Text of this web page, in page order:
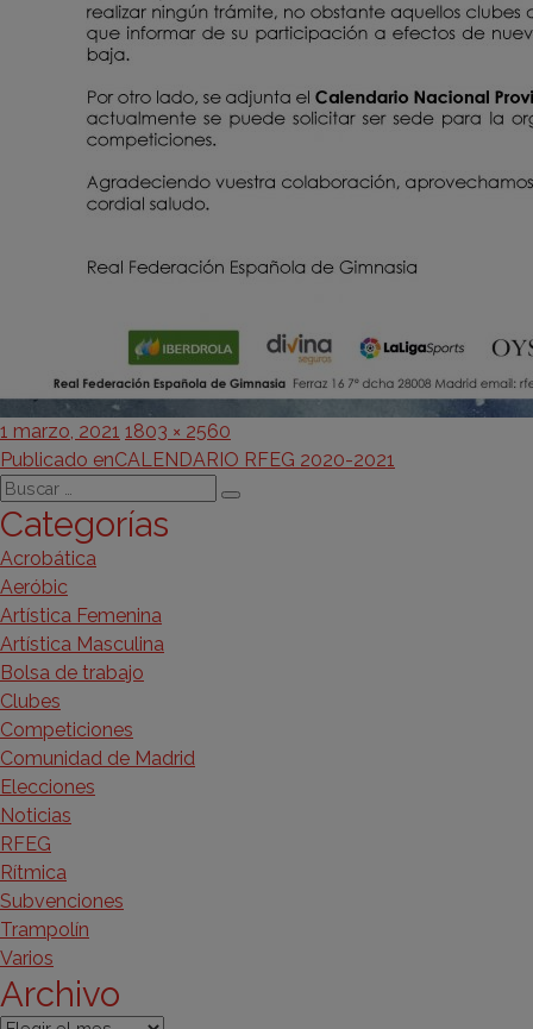
Publicado
el
1 marzo, 2021 Tamaño
completo
1803 × 2560
Navegación
de
entradas
Publicado enCALENDARIO RFEG 2020-2021
Buscar
por:
Buscar
Categorías
Acrobática
Aeróbic
Artística Femenina
Artística Masculina
Bolsa de trabajo
Clubes
Competiciones
Comunidad de Madrid
Elecciones
Noticias
RFEG
Rítmica
Subvenciones
Trampolín
Varios
Archivo